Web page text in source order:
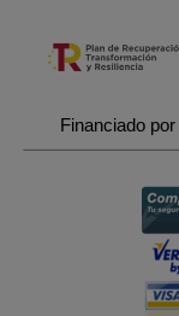
Financiado